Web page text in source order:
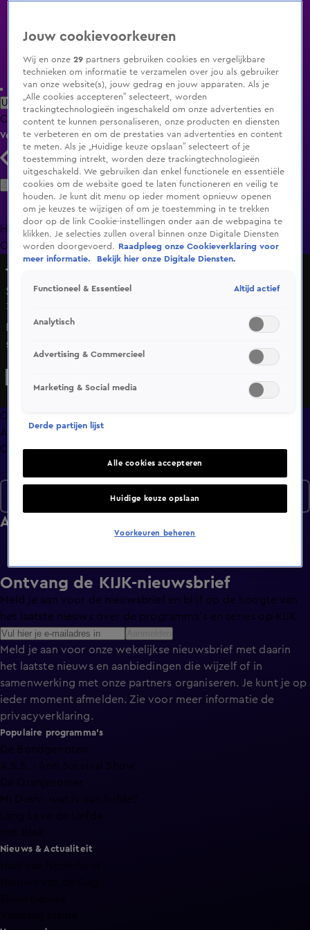
Uitzending Gemist Populaire programma's Zenders Genres
ClipsFilmsRadioSmart TV inlogShop
Volg KIJK
Zoeken
HomeUitzending Gemist Programma's De Bondgenoten
OranjezomerLivestreamsShop
The Greatest Hits: met stip op 1
Seizoen 3, aflevering 3
3 mei 2024, 21:25
Bekijk aflevering 3 van The Greatest Hits: met stip op 1 uit
seizoen 3 hier. Deze aflevering is uitgezonden op 3 mei,
21:25 uur bij NET5. The Greatest Hits: met stip op 1 is een
Overzicht
Afleveringen
Clips
Afleveringen
Ontvang de KIJK-nieuwsbrief
Meld je aan voor de nieuwsbrief en blijf op de hoogte van
het laatste nieuws over de programma’s en series op KIJK.
Meld je aan voor onze wekelijkse nieuwsbrief met daarin
het laatste nieuws en aanbiedingen die wijzelf of in
samenwerking met onze partners organiseren. Je kunt je op
ieder moment afmelden. Zie voor meer informatie de
privacyverklaring.
Populaire programma's
De Bondgenoten
A.S.S. - Anti Survival Show
De Oranjezomer
Mi Dushi: wat is dan liefde?
Lang Leve de Liefde
Nieuws & Actualiteit
Jouw cookievoorkeuren
Wij en onze29 partners gebruiken cookies en vergelijkbare
technieken om informatie te verzamelen over jou als gebruiker
van onze website(s), jouw gedrag en jouw apparaten. Als je
„Alle cookies accepteren” selecteert, worden
trackingtechnologieën ingeschakeld om onze advertenties en
content te kunnen personaliseren, onze producten en diensten
te verbeteren en om de prestaties van advertenties en content
te meten. Als je „Huidige keuze opslaan” selecteert of je
toestemming intrekt, worden deze trackingtechnologieën
uitgeschakeld. We gebruiken dan enkel functionele en essentiële
cookies om de website goed te laten functioneren en veilig te
houden. Je kunt dit menu op ieder moment opnieuw openen
om je keuzes te wijzigen of om je toestemming in te trekken
door op de link Cookie-instellingen onder aan de webpagina te
klikken. Je selecties zullen overal binnen onze Digitale Diensten
worden doorgevoerd.
Raadpleeg onze Cookieverklaring voor
meer informatie.
Bekijk hier onze Digitale Diensten.
Functioneel & Essentieel Altijd actief
Analytisch
Advertising & Commercieel
Marketing & Social media
Derde partijen lijst
Alle cookies accepteren
Huidige keuze opslaan
Voorkeuren beheren